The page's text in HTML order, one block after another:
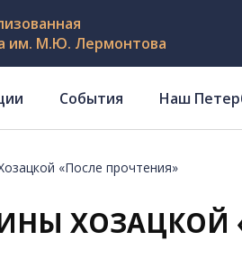
им. М.Ю. Лермонтова
События Наш
«После прочтения»
ХОЗАЦКОЙ